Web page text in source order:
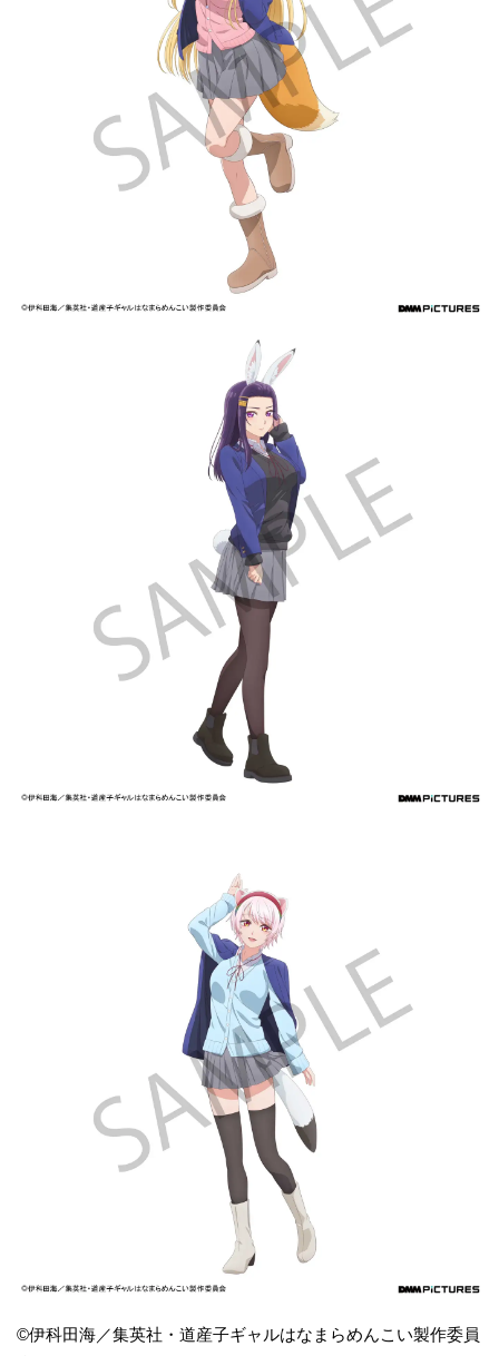
©伊科田海／集英社・道産子ギャルはなまらめんこい製作委員